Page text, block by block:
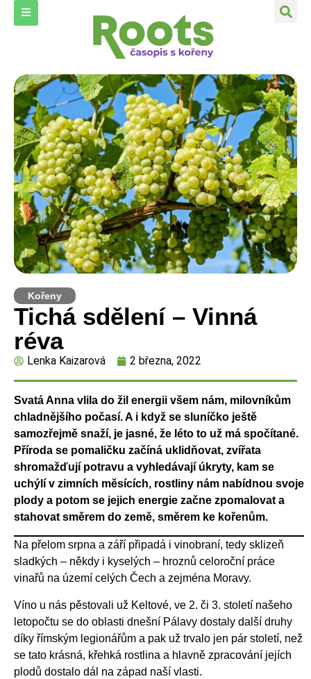
Kořeny
Tichá sdělení – Vinná
réva
Lenka Kaizarová 2 března, 2022
Svatá Anna vlila do žil energii všem nám, milovníkům
chladnějšího počasí. A i když se sluníčko ještě
samozřejmě snaží, je jasné, že léto to už má spočítané.
Příroda se pomaličku začíná uklidňovat, zvířata
shromažďují potravu a vyhledávají úkryty, kam se
uchýlí v zimních měsících, rostliny nám nabídnou svoje
plody a potom se jejich energie začne zpomalovat a
stahovat směrem do země, směrem ke kořenům.
Na přelom srpna a září připadá i vinobraní, tedy sklizeň
sladkých – někdy i kyselých – hroznů celoroční práce
vinařů na území celých Čech a zejména Moravy.
Víno u nás pěstovali už Keltové, ve 2. či 3. století našeho
letopočtu se do oblasti dnešní Pálavy dostaly další druhy
díky římským legionářům a pak už trvalo jen pár století, než
se tato krásná, křehká rostlina a hlavně zpracování jejích
plodů dostalo dál na západ naší vlasti.